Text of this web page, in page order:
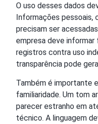
O uso desses dados
Informações pessoais,
precisam ser
empresa deve
registros contra uso
transparência pode
Também é importante
familiaridade. Um tom
parecer estranho em
técnico. A linguagem